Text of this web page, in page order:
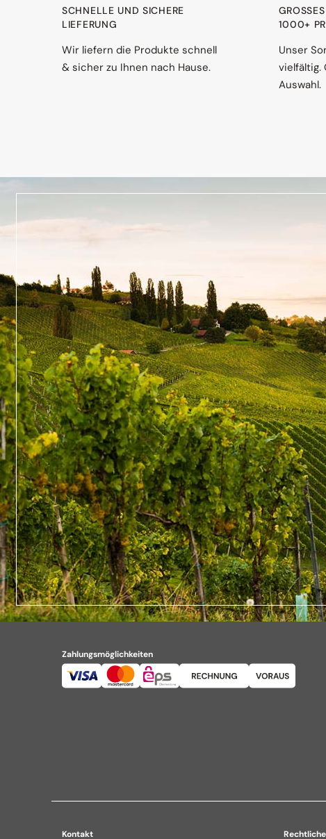
SCHNELLE UND SICHERE
LIEFERUNG
Wir liefern die Produkte schnell
& sicher zu Ihnen nach Hause.
000+
Unser
vielfältig.
Auswahl.
Zahlungsmöglichkeiten
Kontakt